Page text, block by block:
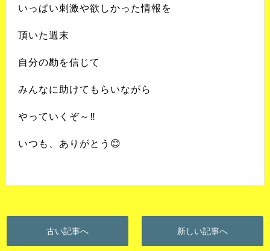
いっぱい刺激や欲しかった情報を
頂いた週末
自分の勘を信じて
みんなに助けてもらいながら
やっていくぞ～‼️
いつも、ありがとう😊
古い記事へ 新しい記事へ